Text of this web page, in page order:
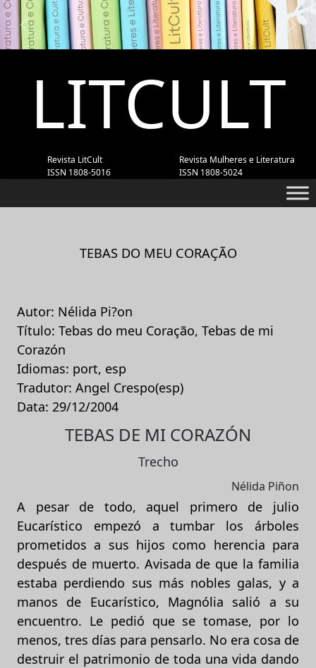
Previous Next
LITCULT
Revista LitCult
ISSN 1808-5016
Revista Mulheres e Literatura
ISSN 1808-5024
TEBAS DO MEU CORAÇÃO
Autor: Nélida Pi?on
Título: Tebas do meu Coração, Tebas de mi
Corazón
Idiomas: port, esp
Tradutor: Angel Crespo(esp)
Data: 29/12/2004
TEBAS DE MI CORAZÓN
Trecho
Nélida Piñon
A pesar de todo, aquel primero de julio
Eucarístico empezó a tumbar los árboles
prometidos a sus hijos como herencia para
después de muerto. Avisada de que la familia
estaba perdiendo sus más nobles galas, y a
manos de Eucarístico, Magnólia salió a su
encuentro. Le pedió que se tomase, por lo
menos, tres días para pensarlo. No era cosa de
destruir el patrimonio de toda una vida dando